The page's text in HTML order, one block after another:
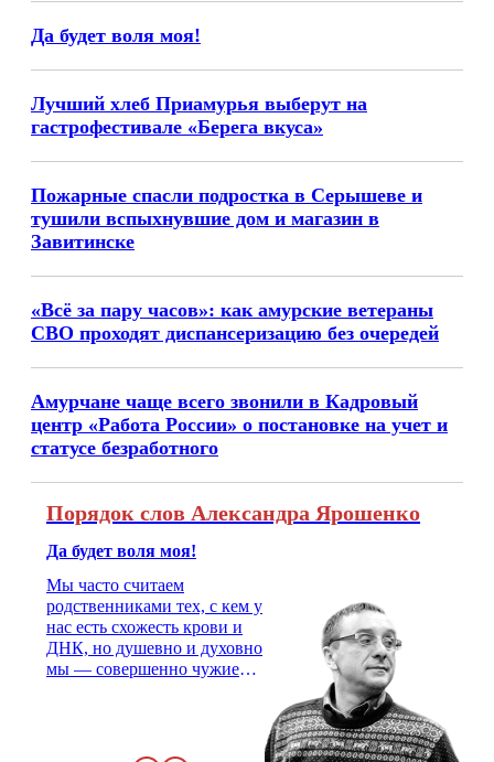
Да будет воля моя!
Лучший хлеб Приамурья выберут на
гастрофестивале «Берега вкуса»
Пожарные спасли подростка в Серышеве и
тушили вспыхнувшие дом и магазин в
Завитинске
«Всё за пару часов»: как амурские ветераны
СВО проходят диспансеризацию без очередей
Амурчане чаще всего звонили в Кадровый
центр «Работа России» о постановке на учет и
статусе безработного
Порядок слов Александра Ярошенко
Да будет воля моя!
Мы часто считаем
родственниками тех, с кем у
нас есть схожесть крови и
ДНК, но душевно и духовно
мы — совершенно чужие
три, не меньше. Как не